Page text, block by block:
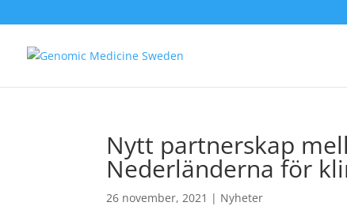
Nytt partnerskap
Nederländerna för
26 november, 2021 | Nyheter